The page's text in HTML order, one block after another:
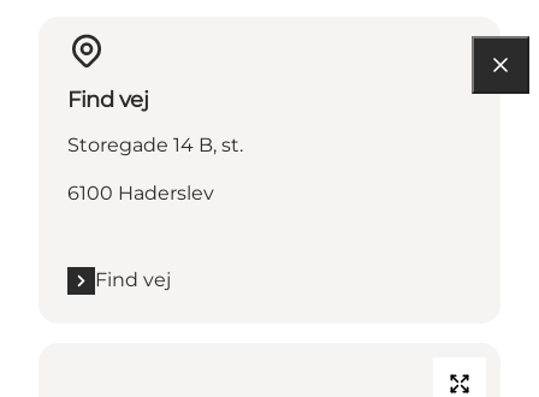
Find vej
Storegade 14 B, st.
6100 Haderslev
Find vej